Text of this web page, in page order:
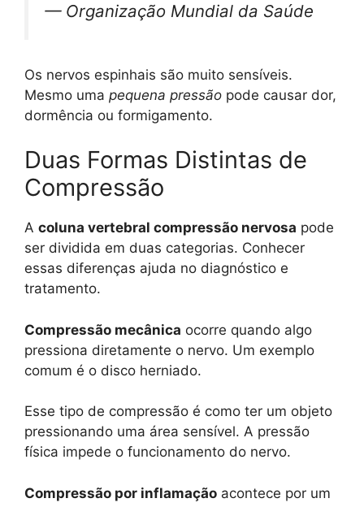
— Organização Mundial da Saúde
Os nervos espinhais são muito sensíveis.
Mesmo uma pequena pressão pode causar dor,
dormência ou formigamento.
Duas Formas Distintas de
Compressão
A coluna vertebral compressão nervosa pode
ser dividida em duas categorias. Conhecer
essas diferenças ajuda no diagnóstico e
tratamento.
Compressão mecânica ocorre quando algo
pressiona diretamente o nervo. Um exemplo
comum é o disco herniado.
Esse tipo de compressão é como ter um objeto
pressionando uma área sensível. A pressão
física impede o funcionamento do nervo.
Compressão por inflamação acontece por um